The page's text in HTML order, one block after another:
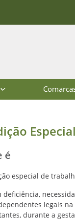
-
é
especial de
deficiência,
legais na
durante a